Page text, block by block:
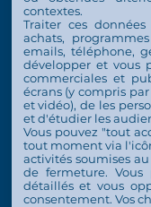
Nous
S’engager
Nous soutenir
Contact
Espace Presse
contextes.
Traiter ces
achats,
emails, téléphone,
développer et vous
commerciales et
écrans (y compris
et vidéo), de les
et d'étudier les
Vous pouvez "tout
tout moment via
activités soumises
de fermeture. Vous
détaillés et vous
consentement. Vos